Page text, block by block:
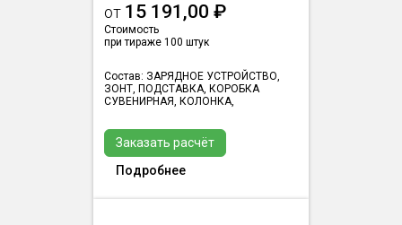
от 15 191,00 ₽
Стоимость
при тираже 100 штук
Состав: ЗАРЯДНОЕ УСТРОЙСТВО,
ЗОНТ, ПОДСТАВКА, КОРОБКА
СУВЕНИРНАЯ, КОЛОНКА,
Заказать расчёт
Подробнее